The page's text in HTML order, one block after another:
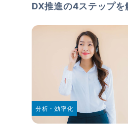
DX推進の4ステップを
分析・効率化